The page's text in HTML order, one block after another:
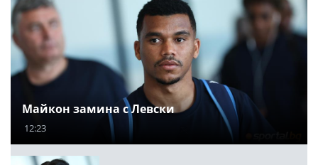
Майкон замина с Левски
12:23